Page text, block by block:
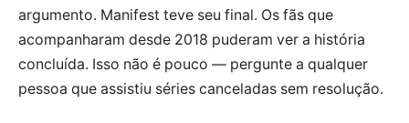
argumento. Manifest teve seu final. Os fãs que
acompanharam desde 2018 puderam ver a história
concluída. Isso não é pouco — pergunte a qualquer
pessoa que assistiu séries canceladas sem resolução.